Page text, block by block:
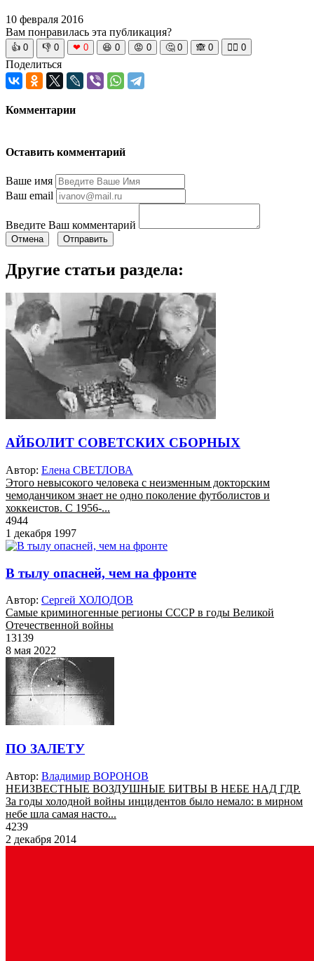
10 февраля 2016
Вам понравилась эта публикация?
👍 0 👎 0 ❤ 0 😆 0 😡 0 🤔 0 🙈 0 🧘‍♀️ 0
Поделиться
Комментарии
Оставить комментарий
Ваше имя
Ваш email
Введите Ваш комментарий
Отмена Отправить
Другие статьи раздела:
АЙБОЛИТ СОВЕТСКИХ СБОРНЫХ
Автор: Елена СВЕТЛОВА
Этого невысокого человека с неизменным докторским
чемоданчиком знает не одно поколение футболистов и
хоккеистов. С 1956-...
4944
1 декабря 1997
В тылу опасней, чем на фронте
Автор: Сергей ХОЛОДОВ
Самые криминогенные регионы СССР в годы Великой
Отечественной войны
13139
8 мая 2022
ПО ЗАЛЕТУ
Автор: Владимир ВОРОНОВ
НЕИЗВЕСТНЫЕ ВОЗДУШНЫЕ БИТВЫ В НЕБЕ НАД ГДР.
За годы холодной войны инцидентов было немало: в мирном
небе шла самая насто...
4239
2 декабря 2014